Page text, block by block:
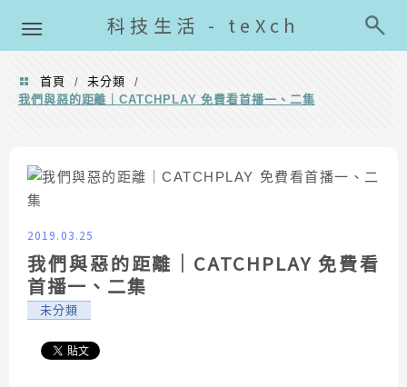
科技生活 - teXch
首頁 / 未分類
/
我們與惡的距離｜CATCHPLAY 免費看首播一、二集
2019.03.25
我們與惡的距離｜CATCHPLAY 免費看
首播一、二集
未分類